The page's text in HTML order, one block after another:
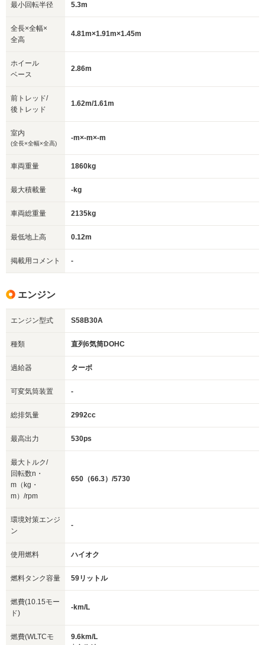
最小回転半径 5.3m
全長×全幅×
全高
4.81m×1.91m×1.45m
ホイール
ベース
2.86m
前トレッド/
後トレッド
1.62m/1.61m
室内
(全長×全幅×全高)
-m×-m×-m
車両重量 1860kg
最大積載量 -kg
車両総重量 2135kg
最低地上高 0.12m
掲載用コメント -
エンジン
エンジン型式 S58B30A
種類 直列6気筒DOHC
過給器 ターボ
可変気筒装置 -
総排気量 2992cc
最高出力 530ps
最大トルク/
回転数n・
m（kg・
m）/rpm
650（66.3）/5730
環境対策エンジ
ン
-
使用燃料 ハイオク
燃料タンク容量 59リットル
燃費(10.15モー
ド)
-km/L
燃費(WLTCモ
9.6km/L